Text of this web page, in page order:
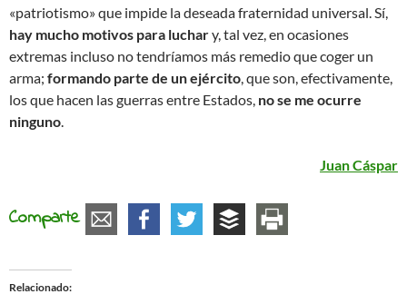
«patriotismo» que impide la deseada fraternidad universal. Sí,
hay mucho motivos para luchary, tal vez, en ocasiones
extremas incluso no tendríamos más remedio que coger un
arma; formando parte de un ejército, que son, efectivamente,
los que hacen las guerras entre Estados, no se me ocurre
ninguno.
Juan Cáspar
Comparte
Relacionado